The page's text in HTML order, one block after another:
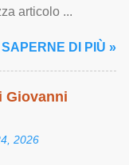
articolo ...
SAPERNE DI PIÙ »
Giovanni
2026